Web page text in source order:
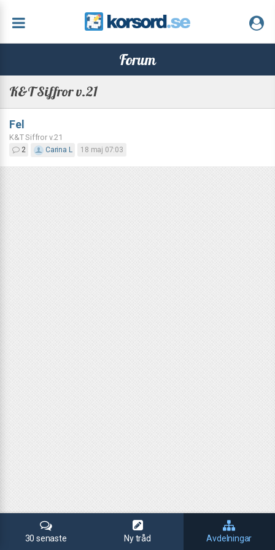
Forum
K&T Siffror v.21
Fel
K&T Siffror v.21
2 Carina L 18 maj 07:03
30 senaste Ny tråd Avdelningar